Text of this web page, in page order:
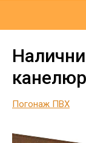
Погонаж ПВХ